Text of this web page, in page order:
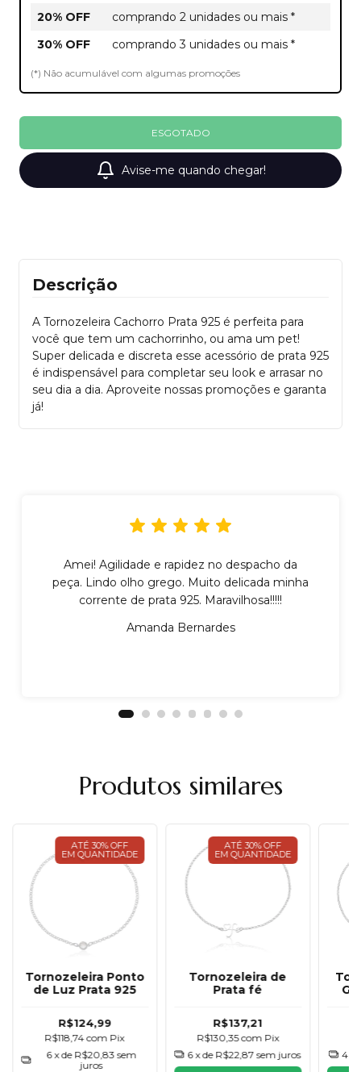
20% OFF
comprando 2 unidades ou mais *
30% OFF
comprando 3 unidades ou mais *
(*) Não acumulável com algumas promoções
Avise-me quando chegar!
Descrição
A Tornozeleira Cachorro Prata 925 é perfeita para
você que tem um cachorrinho, ou ama um pet!
Super delicada e discreta esse acessório de prata 925
é indispensável para completar seu look e arrasar no
seu dia a dia. Aproveite nossas promoções e garanta
já!
Amei! Agilidade e rapidez no despacho da
peça. Lindo olho grego. Muito delicada minha
corrente de prata 925. Maravilhosa!!!!!
Amanda Bernardes
Produtos similares
ATÉ 30% OFF
EM QUANTIDADE
Tornozeleira Ponto
de Luz Prata 925
R$124,99
R$118,74com Pix
6 x de R$20,83 sem
juros
ATÉ 30% OFF
EM QUANTIDADE
Tornozeleira de
Prata fé
R$137,21
R$130,35com Pix
6 x de R$22,87 sem juros
4